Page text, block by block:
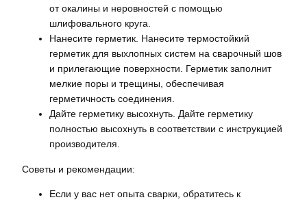
от окалины и неровностей с помощью
шлифовального круга.
Нанесите герметик. Нанесите термостойкий
герметик для выхлопных систем на сварочный шов
и прилегающие поверхности. Герметик заполнит
мелкие поры и трещины, обеспечивая
герметичность соединения.
Дайте герметику высохнуть. Дайте герметику
полностью высохнуть в соответствии с инструкцией
производителя.
Советы и рекомендации:
Если у вас нет опыта сварки, обратитесь к